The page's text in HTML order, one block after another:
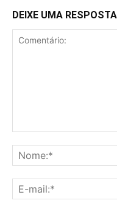
DEIXE UMA RESPOSTA